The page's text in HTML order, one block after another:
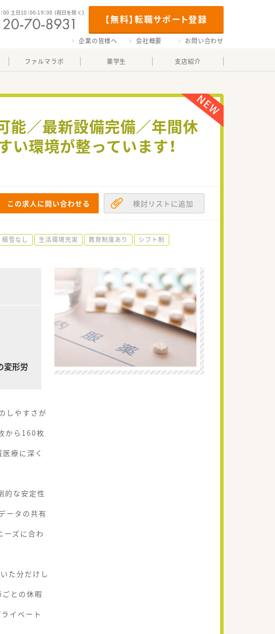
【無料】転職サポート登録
00 土日10：00-19：00 （祝日を除く）
企業の皆様へ 会社概要 お問い合わせ
ファルマラボ 薬学生 支店紹介
能／最新設備完備／年間休
環境が整っています！
この求人に問い合わせる 検討リストに追加
積雪なし 生活環境充実 教育制度あり
シフト制
変形労
しやすさが
から160枚
療に深く
的な安定性
ータの共有
ーズに合わ
た分だけし
との休暇
イベート